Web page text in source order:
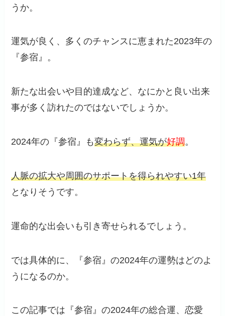
うか。
運気が良く、多くのチャンスに恵まれた2023年の
『参宿』。
新たな出会いや目的達成など、なにかと良い出来
事が多く訪れたのではないでしょうか。
2024年の『参宿』も変わらず、運気が好調。
人脈の拡大や周囲のサポートを得られやすい1年
となりそうです。
運命的な出会いも引き寄せられるでしょう。
では具体的に、『参宿』の2024年の運勢はどのよ
うになるのか。
この記事では『参宿』の2024年の総合運、恋愛